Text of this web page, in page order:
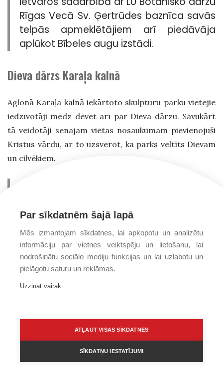
Rīgas Vecā Sv. Ģertrūdes baznīca savās
telpās apmeklētājiem arī piedāvāja
aplūkot Bībeles augu izstādi.
Dieva dārzs Karaļa kalnā
Aglonā Karaļa kalnā iekārtoto skulptūru parku vietējie
iedzīvotāji mēdz dēvēt arī par Dieva dārzu. Savukārt
tā veidotāji senajam vietas nosaukumam pievienojuši
Kristus vārdu, ar to uzsverot, ka parks veltīts Dievam
un cilvēkiem.
Fragmenti no Kristus Karaļa Kalna
atsauksmju grāmatas
Par sīkdatnēm šajā lapā
Mēs izmantojam sīkdatnes, lai apkopotu un analizētu
informāciju par vietnes veiktspēju un lietošanu, lai
nodrošinātu sociālo mediju funkcijas un lai uzlabotu un
pielāgotu saturu un reklāmas.
Uzzināt vairāk
ATĻAUT VISAS SĪKDATNES
SĪKDATŅU IESTATĪJUMI